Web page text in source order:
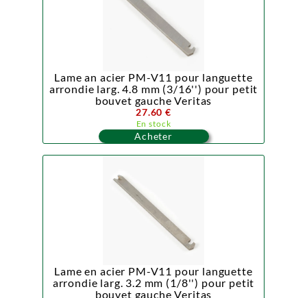
Lame an acier PM-V11 pour languette
arrondie larg. 4.8 mm (3/16'') pour petit
bouvet gauche Veritas
27.60 €
En stock
Acheter
Lame en acier PM-V11 pour languette
arrondie larg. 3.2 mm (1/8'') pour petit
bouvet gauche Veritas